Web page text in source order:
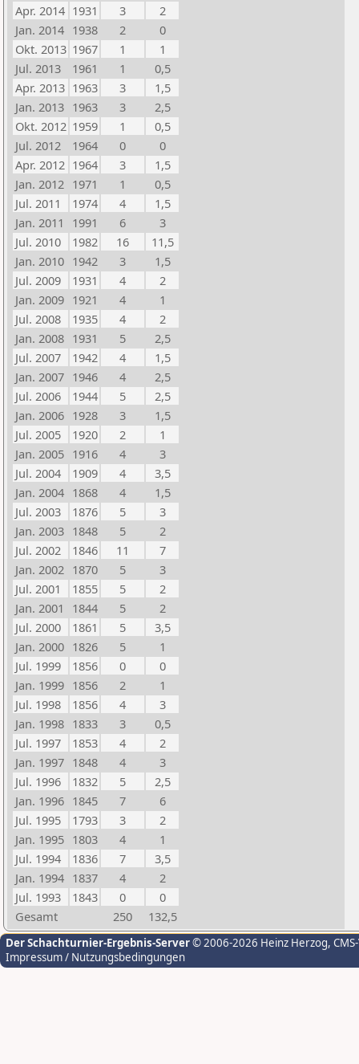
Apr. 2014 1931 3
2
Jan. 2014 1938 2
0
Okt. 2013 1967 1
1
Jul. 2013
1961 1
0,5
Apr. 2013 1963 3
1,5
Jan. 2013 1963 3
2,5
Okt. 2012 1959 1
0,5
Jul. 2012
1964 0
0
Apr. 2012 1964 3
1,5
Jan. 2012 1971 1
0,5
Jul. 2011
1974 4
1,5
Jan. 2011
1991 6
3
Jul. 2010
1982 16
11,5
Jan. 2010 1942 3
1,5
Jul. 2009
1931 4
2
Jan. 2009 1921 4
1
Jul. 2008
1935 4
2
Jan. 2008 1931 5
2,5
Jul. 2007
1942 4
1,5
Jan. 2007 1946 4
2,5
Jul. 2006
1944 5
2,5
Jan. 2006 1928 3
1,5
Jul. 2005
1920 2
1
Jan. 2005 1916 4
3
Jul. 2004
1909 4
3,5
Jan. 2004 1868 4
1,5
Jul. 2003
1876 5
3
Jan. 2003 1848 5
2
Jul. 2002
1846 11
7
Jan. 2002 1870 5
3
Jul. 2001
1855 5
2
Jan. 2001
1844 5
2
Jul. 2000
1861 5
3,5
Jan. 2000 1826 5
1
Jul. 1999
1856 0
0
Jan. 1999 1856 2
1
Jul. 1998
1856 4
3
Jan. 1998 1833 3
0,5
Jul. 1997
1853 4
2
Jan. 1997 1848 4
3
Jul. 1996
1832 5
2,5
Jan. 1996 1845 7
6
Jul. 1995
1793 3
2
Jan. 1995 1803 4
1
Jul. 1994
1836 7
3,5
Jan. 1994 1837 4
2
Jul. 1993
1843 0
0
Gesamt
250 132,5
Der Schachturnier-Ergebnis-Server© 2006-2026 Heinz Herzog,
Impressum / Nutzungsbedingungen